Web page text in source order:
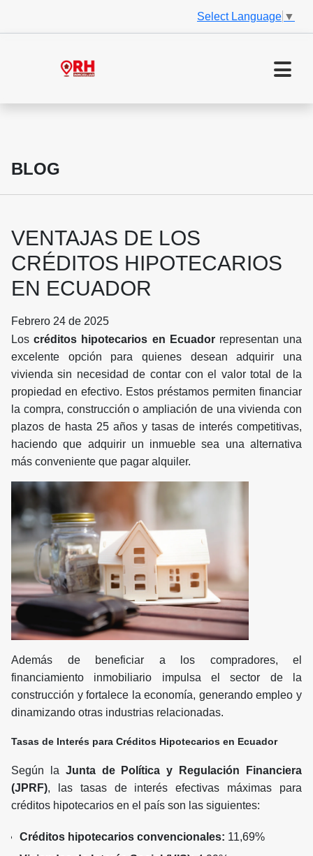
Select Language ▼
BLOG
VENTAJAS DE LOS
CRÉDITOS HIPOTECARIOS
EN ECUADOR
Febrero 24 de 2025
Loscréditos hipotecarios en Ecuadorrepresentan una
excelente opción para quienes desean adquirir una
vivienda sin necesidad de contar con el valor total de la
propiedad en efectivo. Estos préstamos permiten financiar
la compra, construcción o ampliación de una vivienda con
plazos de hasta 25 años y tasas de interés competitivas,
haciendo que adquirir un inmueble sea una alternativa
más conveniente que pagar alquiler.
Además de beneficiar a los compradores, el
financiamiento inmobiliario impulsa el sector de la
construcción y fortalece la economía, generando empleo y
dinamizando otras industrias relacionadas.
Tasas de Interés para Créditos Hipotecarios en Ecuador
Según la Junta de Política y Regulación Financiera
(JPRF), las tasas de interés efectivas máximas para
créditos hipotecarios en el país son las siguientes:
Créditos hipotecarios convencionales: 11,69%